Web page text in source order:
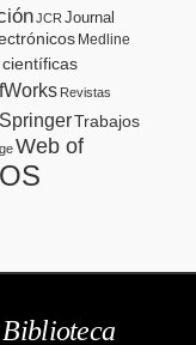
JCR Journal
Medline
Revistas
SpringerTrabajos
Web of